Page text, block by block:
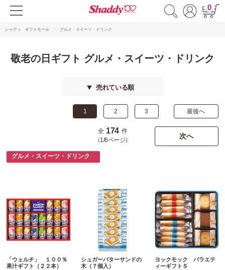
0
シャディ ギフトモール グルメ・スイーツ・ドリンク
敬老の日ギフト グルメ・スイーツ・ドリンク
売れている順
1 2 3 最後へ
次へ
全 174 件
（1/6ページ）
グルメ・スイーツ・ドリンク
「ウェルチ」 １００％
果汁ギフト（２２本）
シュガーバターサンドの
木（７個入）
ヨックモック バラエテ
ィーギフトＳ